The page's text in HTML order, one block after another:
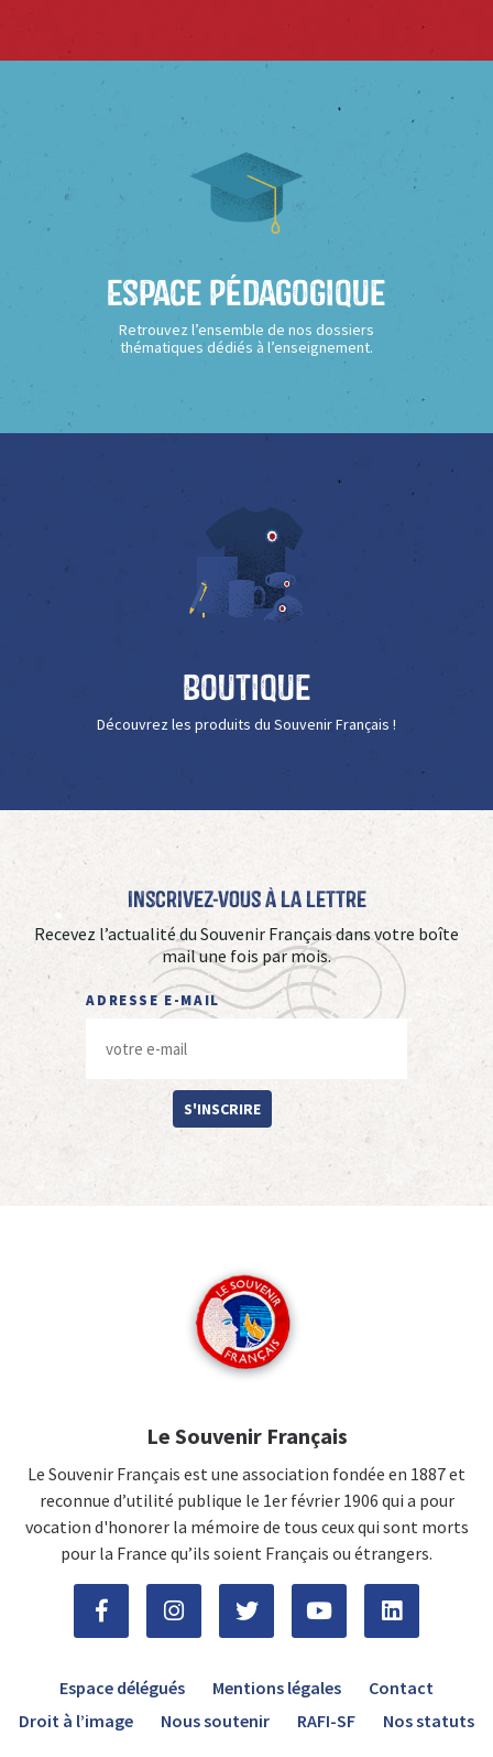
Espace Pédagogique
Retrouvez l’ensemble de nos dossiers
thématiques dédiés à l’enseignement.
Boutique
Découvrez les produits du Souvenir Français !
Inscrivez-vous à La Lettre
Recevez l’actualité du Souvenir Français dans votre boîte
mail une fois par mois.
ADRESSE E-MAIL
S'INSCRIRE
Le Souvenir Français
Le Souvenir Français est une association fondée en 1887 et
reconnue d’utilité publique le 1er février 1906 qui a pour
vocation d'honorer la mémoire de tous ceux qui sont morts
pour la France qu’ils soient Français ou étrangers.
Espace délégués Mentions légales
Contact
Droit à l’image
Nous soutenir RAFI-SF Nos statuts